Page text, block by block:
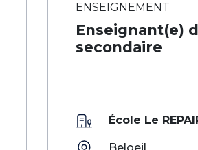
ENSEIGNEMENT
Enseignant(e)
secondaire
École Le